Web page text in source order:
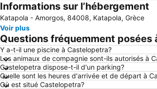
Informations sur l’hébergement
Katapola - Amorgos, 84008, Katapola, Grèce
Voir plus
Questions fréquemment posées
Y a-t-il une piscine à Castelopetra?
Les animaux de compagnie sont-ils autorisés à
Castelopetra dispose-t-il d'un parking?
Quelle sont les heures d'arrivée et de départ à
Où est situé Castelopetra?